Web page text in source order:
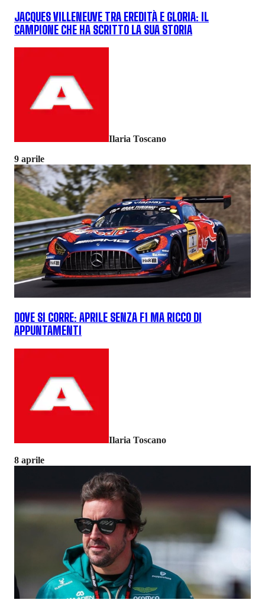
JACQUES VILLENEUVE TRA EREDITÀ E GLORIA: IL
CAMPIONE CHE HA SCRITTO LA SUA STORIA
Ilaria Toscano
9 aprile
DOVE SI CORRE: APRILE SENZA F1 MA RICCO DI
APPUNTAMENTI
Ilaria Toscano
8 aprile